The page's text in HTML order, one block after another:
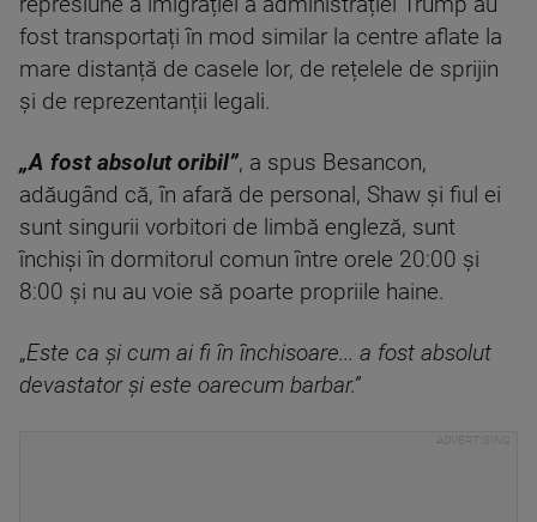
fost transportați în mod similar la centre aflate la
mare distanță de casele lor, de rețelele de sprijin
și de reprezentanții legali.
„A fost absolut oribil”, a spus Besancon,
adăugând că, în afară de personal, Shaw și fiul ei
sunt singurii vorbitori de limbă engleză, sunt
închiși în dormitorul comun între orele 20:00 și
8:00 și nu au voie să poarte propriile haine.
„Este ca și cum ai fi în închisoare... a fost absolut
devastator și este oarecum barbar.”